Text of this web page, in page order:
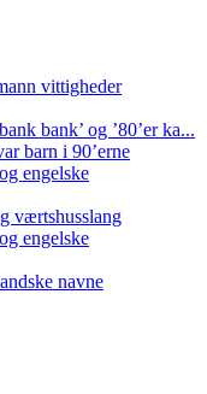
vittigheder
bank’ og ’80’er ka...
barn i 90’erne
engelske
værtshusslang
engelske
navne